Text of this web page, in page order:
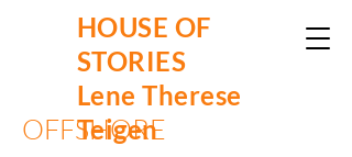
HOUSE OF
STORIES
Lene Therese
Teigen
OFFSHORE